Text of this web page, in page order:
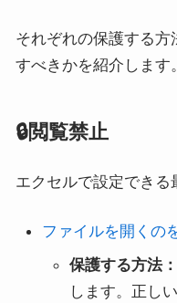
それぞれの保護する
すべきかを紹介します。
🔒閲覧禁止
エクセルで設定できる
ファイルを開くの
保護する方法：
します。正し